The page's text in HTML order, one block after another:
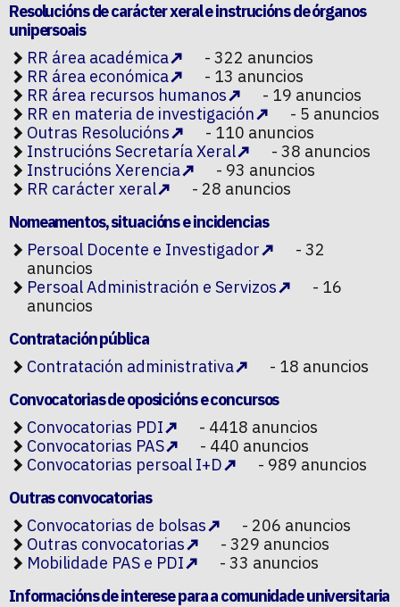
Resolucións de carácter xeral e instrucións de órganos
unipersoais
RR área académica
- 322 anuncios
RR área económica
- 13 anuncios
RR área recursos humanos
- 19 anuncios
RR en materia de investigación
- 5 anuncios
Outras Resolucións
- 110 anuncios
Instrucións Secretaría Xeral
- 38 anuncios
Instrucións Xerencia
- 93 anuncios
RR carácter xeral
- 28 anuncios
Nomeamentos, situacións e incidencias
Persoal Docente e Investigador
- 32
anuncios
Persoal Administración e Servizos
- 16
anuncios
Contratación pública
Contratación administrativa
- 18 anuncios
Convocatorias de oposicións e concursos
Convocatorias PDI
- 4418 anuncios
Convocatorias PAS
- 440 anuncios
Convocatorias persoal I+D
- 989 anuncios
Outras convocatorias
Convocatorias de bolsas
- 206 anuncios
Outras convocatorias
- 329 anuncios
Mobilidade PAS e PDI
- 33 anuncios
Informacións de interese para a comunidade universitaria